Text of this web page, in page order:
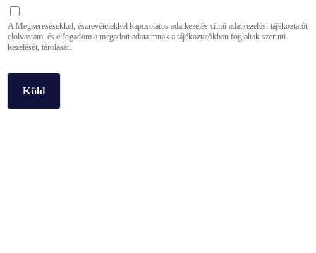
A Megkeresésekkel, észrevételekkel kapcsolatos adatkezelés című adatkezelési tájékoztatót
elolvastam, és elfogadom a megadott adataimnak a tájékoztatókban foglaltak szerinti
kezelését, tárolását.
Küld